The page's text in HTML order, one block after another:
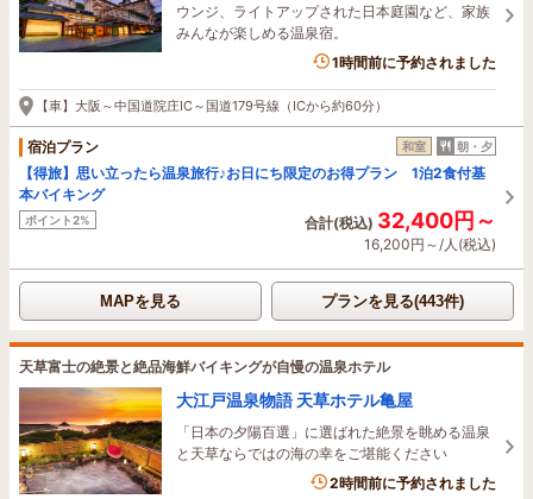
ウンジ、ライトアップされた日本庭園など、家族
みんなが楽しめる温泉宿。
1時間前に予約されました
【車】大阪～中国道院庄IC～国道179号線（ICから約60分）
宿泊プラン 和室 朝・夕
【得旅】思い立ったら温泉旅行♪お日にち限定のお得プラン 1泊2食付基
本バイキング
ポイント2% 合計(税込) 32,400円～
16,200円～/人(税込)
MAPを見る プランを見る(443件)
天草富士の絶景と絶品海鮮バイキングが自慢の温泉ホテル
大江戸温泉物語 天草ホテル亀屋
「日本の夕陽百選」に選ばれた絶景を眺める温泉
と天草ならではの海の幸をご堪能ください
2時間前に予約されました